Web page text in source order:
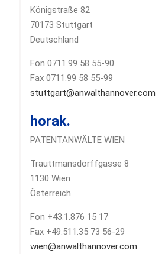
Königstraße 82
70173 Stuttgart
Deutschland
Fon 0711.99 58 55-90
Fax 0711.99 58 55-99
stuttgart@anwalthannover.com
horak.
PATENTANWÄLTE WIEN
Trauttmansdorffgasse 8
1130 Wien
Österreich
Fon +43.1.876 15 17
Fax +49.511.35 73 56-29
wien@anwalthannover.com